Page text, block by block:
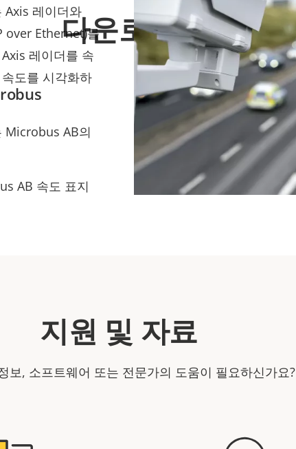
레이더와
over Ethernet)를
레이더를 속
도를 시각화하
Microbus AB의
AB 속도 표지
다운로드
지원 및 자료
보, 소프트웨어 또는 전문가의 도움이 필요하신가요?